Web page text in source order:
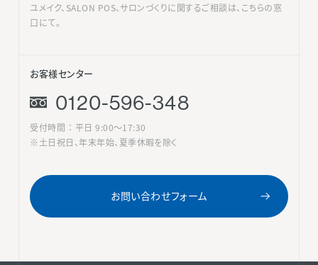
ユメイク、SALON POS、サロンづくりに関するご相談は、こちらの窓
口にて。
お客様センター
0120-596-348
受付時間 ： 平日 9:00〜17:30
※土日祝日、年末年始、夏季休暇を除く
お問い合わせフォーム